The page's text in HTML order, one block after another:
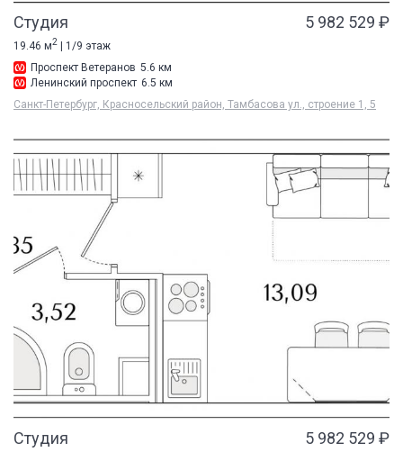
Студия 5 982 529 ₽
19.46 м2 | 1/9 этаж
Проспект Ветеранов 5.6 км
Ленинский проспект 6.5 км
Санкт-Петербург, Красносельский район, Тамбасова ул., строение 1, 5
Студия 5 982 529 ₽